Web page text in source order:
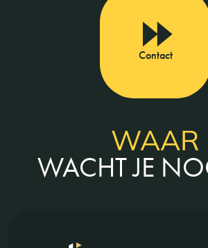
Contact
WAAR
WACHT JE